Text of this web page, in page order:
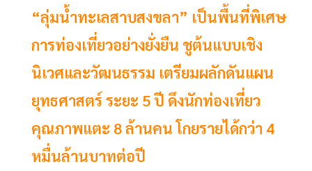
“ลุ่มน้ำทะเลสาบสงขลา” เป็นพื้นที่พิเศษ
การท่องเที่ยวอย่างยั่งยืน ชูต้นแบบเชิง
นิเวศและวัฒนธรรม เตรียมผลักดันแผน
ยุทธศาสตร์ ระยะ 5 ปี ดึงนักท่องเที่ยว
คุณภาพแตะ 8 ล้านคน โกยรายได้กว่า 4
หมื่นล้านบาทต่อปี